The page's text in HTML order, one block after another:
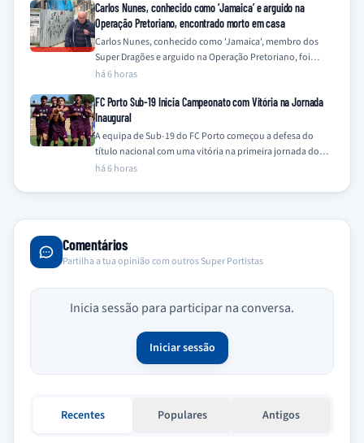
Carlos Nunes, conhecido como ‘Jamaica’ e arguido na
Operação Pretoriano, encontrado morto em casa
Carlos Nunes, conhecido como 'Jamaica', membro dos
Super Dragões e arguido na Operação Pretoriano, foi
encontrado morto na sua residência este sábado,…
há 6 horas
FC Porto Sub-19 Inicia Campeonato com Vitória na Jornada
Inaugural
A equipa de Sub-19 do FC Porto começou a defesa do
título nacional com uma vitória na primeira jornada do
Campeonato Nacional…
há 6 horas
Comentários
Partilha a tua opinião com outros Super Portistas
Inicia sessão para participar na conversa.
Iniciar sessão
Recentes Populares Antigos